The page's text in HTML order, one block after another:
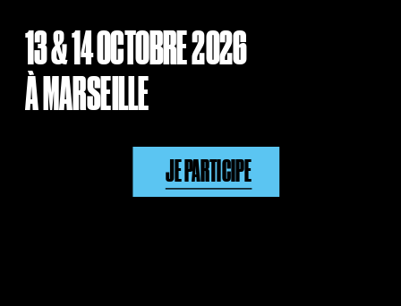
13 & 14 OCTOBRE 2026
À MARSEILLE
JE PARTICIPE